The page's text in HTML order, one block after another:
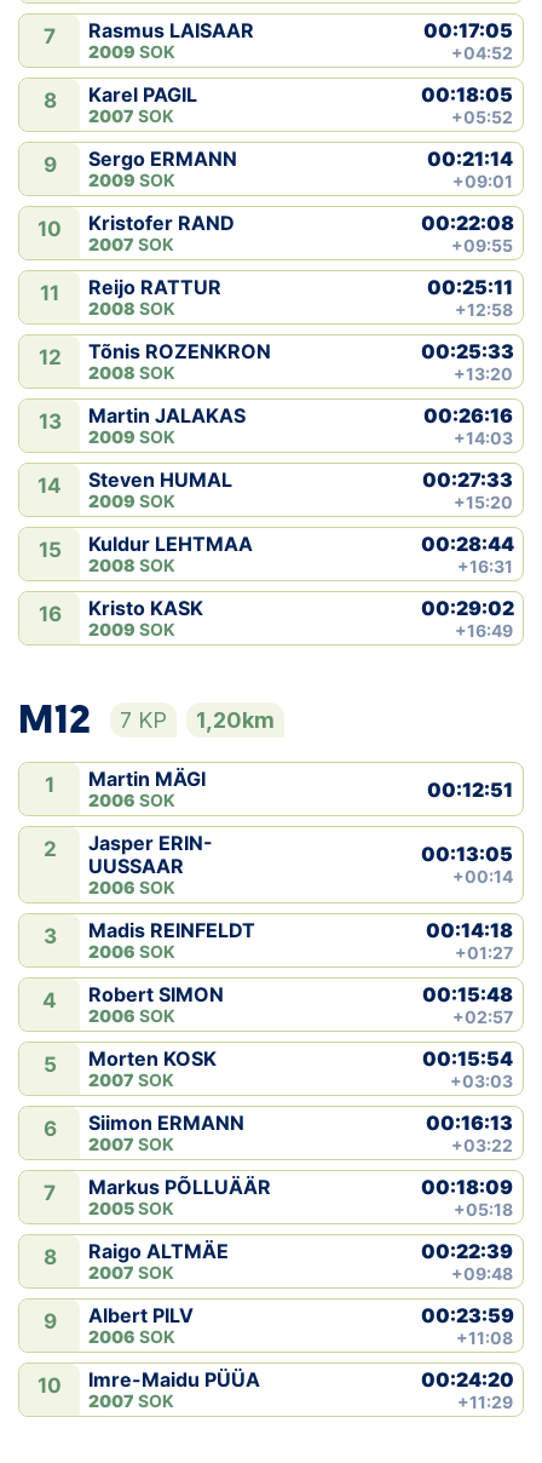
7 Rasmus LAISAAR
2009 SOK
00:17:05
+04:52
8 Karel PAGIL
2007 SOK
00:18:05
+05:52
9 Sergo ERMANN
2009 SOK
00:21:14
+09:01
10 Kristofer RAND
2007 SOK
00:22:08
+09:55
11 Reijo RATTUR
2008 SOK
00:25:11
+12:58
12 Tõnis ROZENKRON
2008 SOK
00:25:33
+13:20
13 Martin JALAKAS
2009 SOK
00:26:16
+14:03
14 Steven HUMAL
2009 SOK
00:27:33
+15:20
15 Kuldur LEHTMAA
2008 SOK
00:28:44
+16:31
16 Kristo KASK
2009 SOK
00:29:02
+16:49
M12 7 KP 1,20km
1 Martin MÄGI
2006 SOK 00:12:51
2
Jasper ERIN-
UUSSAAR
2006 SOK
00:13:05
+00:14
3 Madis REINFELDT
2006 SOK
00:14:18
+01:27
4 Robert SIMON
2006 SOK
00:15:48
+02:57
5 Morten KOSK
2007 SOK
00:15:54
+03:03
6 Siimon ERMANN
2007 SOK
00:16:13
+03:22
7 Markus PÕLLUÄÄR
2005SOK
00:18:09
+05:18
8 Raigo ALTMÄE
2007 SOK
00:22:39
+09:48
9 Albert PILV
2006 SOK
00:23:59
+11:08
10 Imre-Maidu PÜÜA
2007 SOK
00:24:20
+11:29